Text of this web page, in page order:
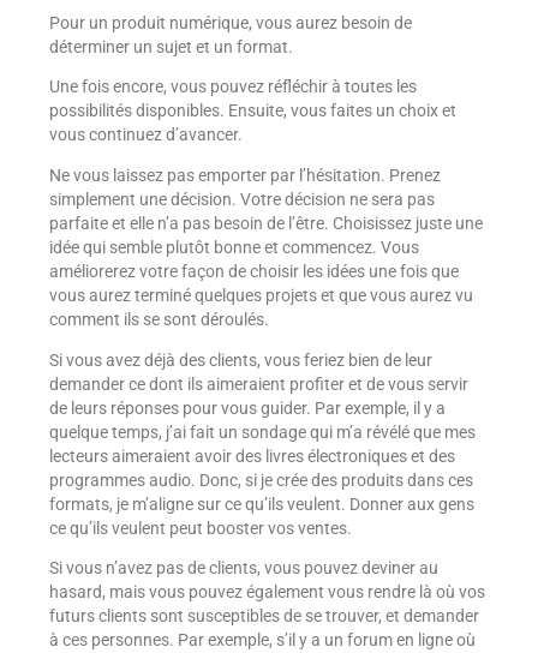
Pour un produit numérique, vous aurez besoin de
déterminer un sujet et un format.
Une fois encore, vous pouvez réfléchir à toutes les
possibilités disponibles. Ensuite, vous faites un choix et
vous continuez d’avancer.
Ne vous laissez pas emporter par l’hésitation. Prenez
simplement une décision. Votre décision ne sera pas
parfaite et elle n’a pas besoin de l’être. Choisissez juste une
idée qui semble plutôt bonne et commencez. Vous
améliorerez votre façon de choisir les idées une fois que
vous aurez terminé quelques projets et que vous aurez vu
comment ils se sont déroulés.
Si vous avez déjà des clients, vous feriez bien de leur
demander ce dont ils aimeraient profiter et de vous servir
de leurs réponses pour vous guider. Par exemple, il y a
quelque temps, j’ai fait un sondage qui m’a révélé que mes
lecteurs aimeraient avoir des livres électroniques et des
programmes audio. Donc, si je crée des produits dans ces
formats, je m’aligne sur ce qu’ils veulent. Donner aux gens
ce qu’ils veulent peut booster vos ventes.
Si vous n’avez pas de clients, vous pouvez deviner au
hasard, mais vous pouvez également vous rendre là où vos
futurs clients sont susceptibles de se trouver, et demander
à ces personnes. Par exemple, s’il y a un forum en ligne où